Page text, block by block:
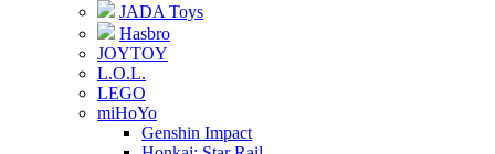
JADA Toys
Hasbro
JOYTOY
L.O.L.
LEGO
miHoYo
Genshin Impact